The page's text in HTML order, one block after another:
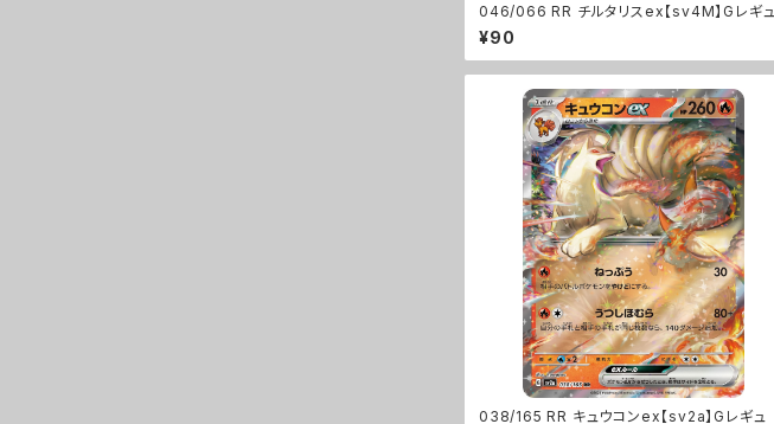
046/066 RR チルタリスex【sv4M】Gレギュ
¥90
038/165 RR キュウコンex【sv2a】Gレギュ